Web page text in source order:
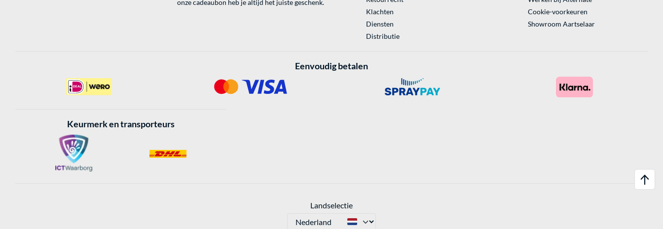
onze cadeaubon heb je altijd het juiste geschenk.
Klachten
Diensten
Distributie
Cookie-voorkeuren
Showroom Aartselaar
Eenvoudig betalen
Keurmerk en transporteurs
Landselectie